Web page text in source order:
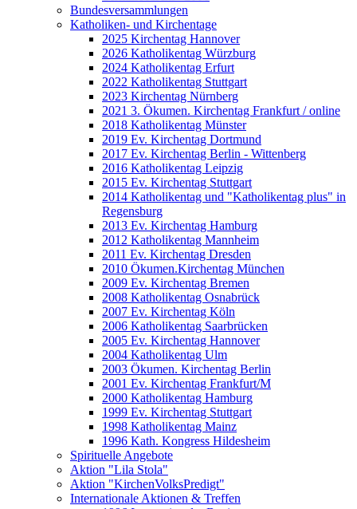
Bundesversammlungen
Katholiken- und Kirchentage
2025 Kirchentag Hannover
2026 Katholikentag Würzburg
2024 Katholikentag Erfurt
2022 Katholikentag Stuttgart
2023 Kirchentag Nürnberg
2021 3. Ökumen. Kirchentag Frankfurt / online
2018 Katholikentag Münster
2019 Ev. Kirchentag Dortmund
2017 Ev. Kirchentag Berlin - Wittenberg
2016 Katholikentag Leipzig
2015 Ev. Kirchentag Stuttgart
2014 Katholikentag und "Katholikentag plus" in
Regensburg
2013 Ev. Kirchentag Hamburg
2012 Katholikentag Mannheim
2011 Ev. Kirchentag Dresden
2010 Ökumen.Kirchentag München
2009 Ev. Kirchentag Bremen
2008 Katholikentag Osnabrück
2007 Ev. Kirchentag Köln
2006 Katholikentag Saarbrücken
2005 Ev. Kirchentag Hannover
2004 Katholikentag Ulm
2003 Ökumen. Kirchentag Berlin
2001 Ev. Kirchentag Frankfurt/M
2000 Katholikentag Hamburg
1999 Ev. Kirchentag Stuttgart
1998 Katholikentag Mainz
1996 Kath. Kongress Hildesheim
Spirituelle Angebote
Aktion "Lila Stola"
Aktion "KirchenVolksPredigt"
Internationale Aktionen & Treffen